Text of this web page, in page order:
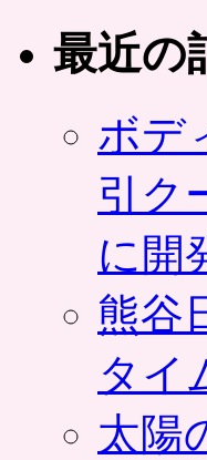
最近の
ボデ
引ク
に開
熊谷
タイ
太陽